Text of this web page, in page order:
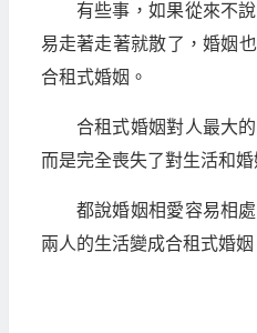
有些事，如果從來不
易走著走著就散了，婚姻
合租式婚姻。
合租式婚姻對人最大
而是完全喪失了對生活和
都說婚姻相愛容易相
兩人的生活變成合租式婚